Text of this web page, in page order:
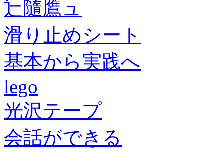
辷隨鷹ュ
滑り止めシート
基本から実践へ
lego
光沢テープ
会話ができる